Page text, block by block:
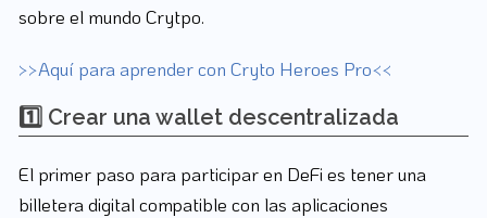
sobre el mundo Crytpo.
>>Aquí para aprender con Cryto Heroes Pro<<
1️⃣ Crear una wallet descentralizada
El primer paso para participar en DeFi es tener una
billetera digital compatible con las aplicaciones